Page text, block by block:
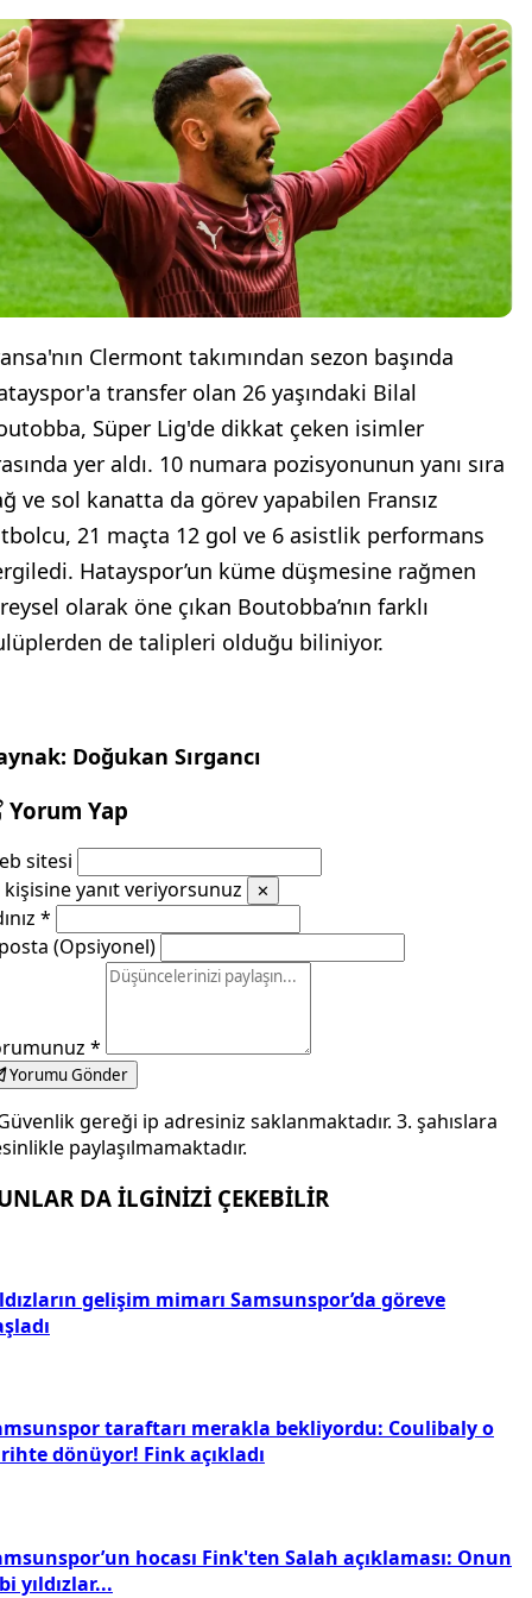
Clermont takımından sezon başında
transfer olan 26 yaşındaki Bilal
Süper Lig'de dikkat çeken isimler
yer aldı. 10 numara pozisyonunun yanı sıra
ve sol kanatta da görev yapabilen Fransız
21 maçta 12 gol ve 6 asistlik performans
Hatayspor’un küme düşmesine rağmen
olarak öne çıkan Boutobba’nın farklı
de talipleri olduğu biliniyor.
Doğukan Sırgancı
Yorum Yap
sitesi
kişisine yanıt veriyorsunuz
✕
*
(Opsiyonel)
*
Yorumu Gönder
gereği ip adresiniz saklanmaktadır. 3. şahıslara
paylaşılmamaktadır.
DA İLGİNİZİ ÇEKEBİLİR
gelişim mimarı Samsunspor’da göreve
taraftarı merakla bekliyordu: Coulibaly o
dönüyor! Fink açıkladı
hocası Fink'ten Salah açıklaması: Onun
yıldızlar...